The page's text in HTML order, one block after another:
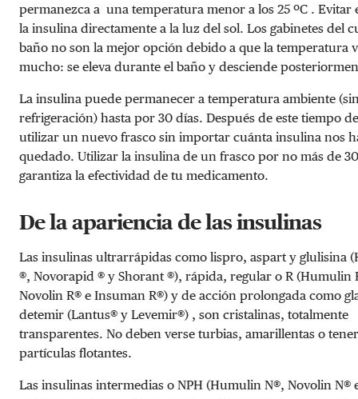
permanezca a una temperatura menor a los 25 ºC . Evitar
la insulina directamente a la luz del sol. Los gabinetes del
baño no son la mejor opción debido a que la temperatura
mucho: se eleva durante el baño y desciende
La insulina puede permanecer a temperatura ambiente
refrigeración) hasta por 30 días. Después de este tiempo
utilizar un nuevo frasco sin importar cuánta insulina nos
quedado. Utilizar la insulina de un frasco por no más de
garantiza la efectividad de tu medicamento.
De la apariencia de las insulinas
Las insulinas ultrarrápidas como lispro, aspart y glulisina
®, Novorapid ® y Shorant ®), rápida, regular o R (Humulin
Novolin R® e Insuman R®) y de acción prolongada como
detemir (Lantus® y Levemir®) , son cristalinas, totalmente
transparentes. No deben verse turbias, amarillentas o tener
partículas flotantes.
Las insulinas intermedias o NPH (Humulin N®, Novolin N®